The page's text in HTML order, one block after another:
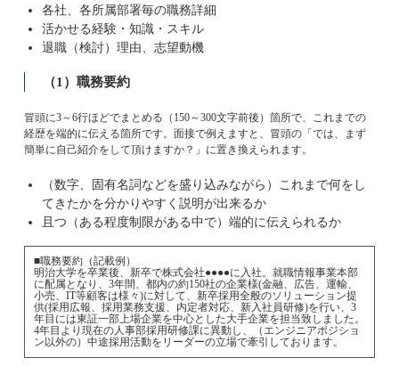
各社、各所属部署毎の職務詳細
活かせる経験・知識・スキル
退職（検討）理由、志望動機
（1）職務要約
冒頭に3～6行ほどでまとめる（150～300文字前後）箇所で、これまでの
経歴を端的に伝える箇所です。面接で例えますと、冒頭の「では、まず
簡単に自己紹介をして頂けますか？」に置き換えられます。
（数字、固有名詞などを盛り込みながら）これまで何をし
てきたかを分かりやすく説明が出来るか
且つ（ある程度制限がある中で）端的に伝えられるか
■職務要約（記載例）
明治大学を卒業後、新卒で株式会社●●●●に入社。就職情報事業本部
に配属となり、3年間、都内の約150社の企業様(金融、広告、運輸、
小売、IT等顧客は様々)に対して、新卒採用全般のソリューション提
供(採用広報、採用業務支援、内定者対応、新入社員研修)を行い、3
年目には東証一部上場企業を中心とした大手企業を担当致しました。
4年目より現在の人事部採用研修課に異動し、（エンジニアポジショ
ン以外の）中途採用活動をリーダーの立場で牽引しております。